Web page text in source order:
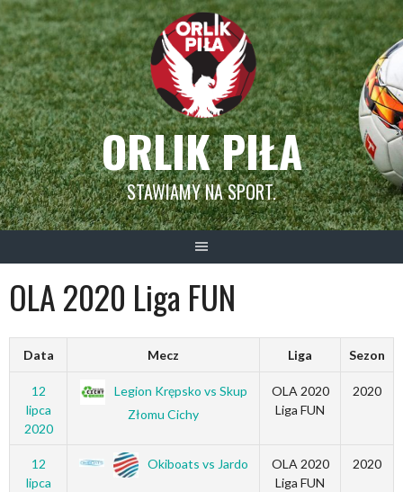
Skip
to
content
ORLIK PIŁA
STAWIAMY NA SPORT.
OLA 2020 Liga FUN
Data Mecz Liga Sezon
12
lipca
2020
Legion Krępsko vs Skup
Złomu Cichy
OLA 2020
Liga FUN
2020
12
lipca
Okiboats vs Jardo
OLA 2020
Liga FUN
2020